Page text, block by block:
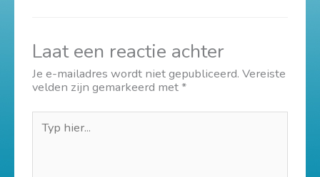
Laat een reactie achter
Je e-mailadres wordt niet gepubliceerd. Vereiste
velden zijn gemarkeerd met*
Typ
hier...